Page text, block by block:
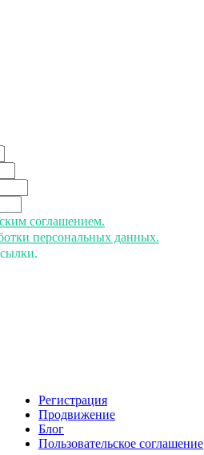
соглашением.
персональных данных.
Регистрация
Продвижение
Блог
Пользовательское соглашение